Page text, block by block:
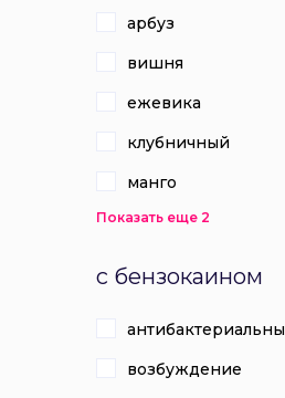
арбуз
вишня
ежевика
клубничный
манго
Показать еще 2
с бензокаином
возбуждение